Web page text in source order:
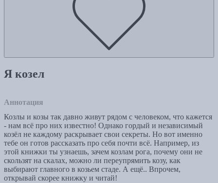
Я козел
Аннотация
Козлы и козы так давно живут рядом с человеком, что кажется
- нам всё про них известно! Однако гордый и независимый
козёл не каждому раскрывает свои секреты. Но вот именно
тебе он готов рассказать про себя почти всё. Например, из
этой книжки ты узнаешь, зачем козлам рога, почему они не
скользят на скалах, можно ли переупрямить козу, как
выбирают главного в козьем стаде. А ещё.. Впрочем,
открывай скорее книжку и читай!